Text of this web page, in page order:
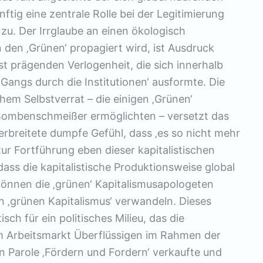
eine zentrale Rolle bei der Legitimierung
Der Irrglaube an einen ökologisch
‚Grünen‘ propagiert wird, ist Ausdruck
prägenden Verlogenheit, die sich innerhalb
durch die Institutionen‘ ausformte. Die
Selbstverrat – die einigen ‚Grünen‘
ermöglichten – versetzt das
dumpfe Gefühl, dass ‚es so nicht mehr
Fortführung eben dieser kapitalistischen
die kapitalistische Produktionsweise global
die ‚grünen‘ Kapitalismusapologeten
Kapitalismus‘ verwandeln. Dieses
für ein politisches Milieu, das die
Überflüssigen im Rahmen der
Parole ‚Fördern und Fordern‘ verkaufte und